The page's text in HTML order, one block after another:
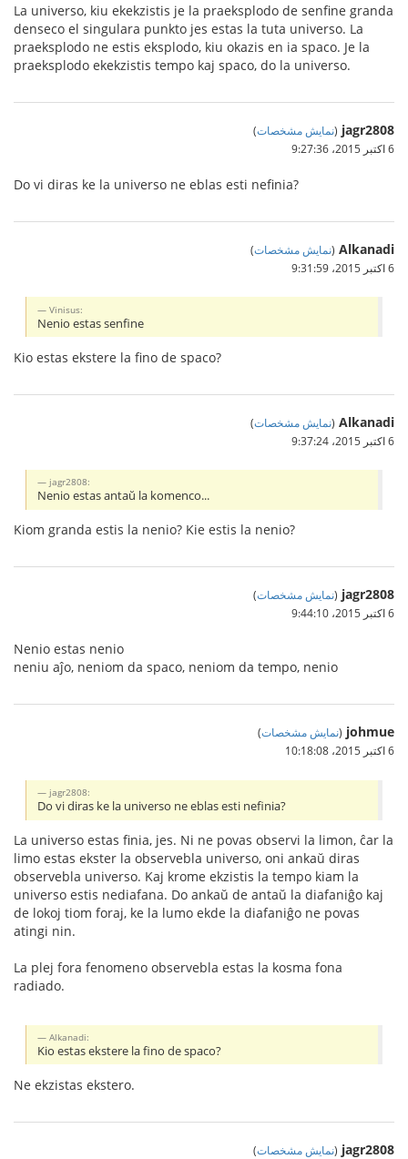
La universo, kiu ekekzistis je la praeksplodo de senfine granda
denseco el singulara punkto jes estas la tuta universo. La
praeksplodo ne estis eksplodo, kiu okazis en ia spaco. Je la
praeksplodo ekekzistis tempo kaj spaco, do la universo.
jagr2808
(نمایش مشخصات)
6 اکتبر 2015،‏ 9:27:36
Do vi diras ke la universo ne eblas esti nefinia?
Alkanadi
(نمایش مشخصات)
6 اکتبر 2015،‏ 9:31:59
Vinisus:
Nenio estas senfine
Kio estas ekstere la fino de spaco?
Alkanadi
(نمایش مشخصات)
6 اکتبر 2015،‏ 9:37:24
jagr2808:
Nenio estas antaŭ la komenco...
Kiom granda estis la nenio? Kie estis la nenio?
jagr2808
(نمایش مشخصات)
6 اکتبر 2015،‏ 9:44:10
Nenio estas nenio
neniu aĵo, neniom da spaco, neniom da tempo, nenio
johmue
(نمایش مشخصات)
6 اکتبر 2015،‏ 10:18:08
jagr2808:
Do vi diras ke la universo ne eblas esti nefinia?
La universo estas finia, jes. Ni ne povas observi la limon, ĉar la
limo estas ekster la observebla universo, oni ankaŭ diras
observebla universo. Kaj krome ekzistis la tempo kiam la
universo estis nediafana. Do ankaŭ de antaŭ la diafaniĝo kaj
de lokoj tiom foraj, ke la lumo ekde la diafaniĝo ne povas
atingi nin.
La plej fora fenomeno observebla estas la kosma fona
radiado.
Alkanadi:
Kio estas ekstere la fino de spaco?
Ne ekzistas ekstero.
jagr2808
(نمایش مشخصات)